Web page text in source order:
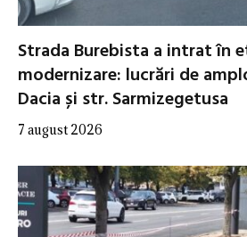
Strada Burebista a intrat în
modernizare: lucrări de
Dacia și str. Sarmizegetusa
7 august 2026